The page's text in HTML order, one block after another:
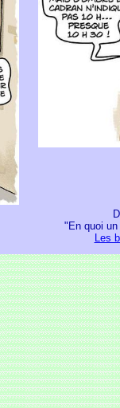
"En quoi
Les